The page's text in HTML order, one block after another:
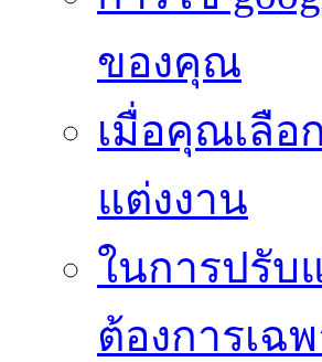
ของคุณ
เมื่อคุณเลือ
แต่งงาน
ในการปรับ
ต้องการเฉ